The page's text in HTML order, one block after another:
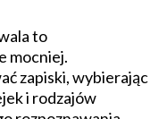
to
mocniej.
zapiski, wybierając
i rodzajów